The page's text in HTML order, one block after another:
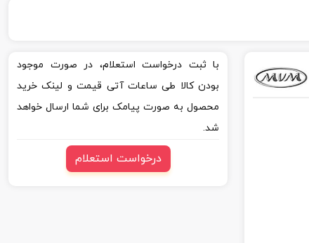
با ثبت درخواست استعلام، در صورت موجود
بودن کالا طی ساعات آتی قیمت و لینک خرید
محصول به صورت پیامک برای شما ارسال خواهد
شد.
درخواست استعلام